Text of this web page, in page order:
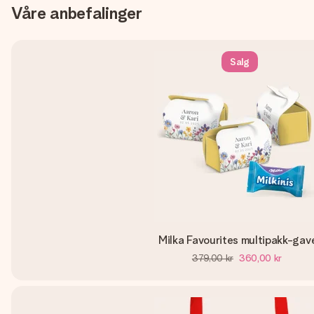
Våre anbefalinger
Salg
Milka Favourites multipakk-
379,00 kr 360,00 kr